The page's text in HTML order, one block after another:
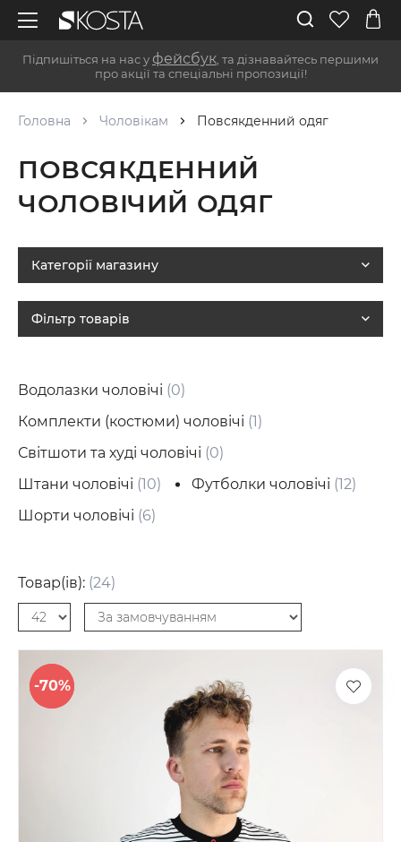
Підпишіться на нас у фейсбук , та дізнавайтесь першими
про акції та спеціальні пропозиції!
Головна Чоловікам Повсякденний одяг
ПОВСЯКДЕННИЙ
ЧОЛОВІЧИЙ ОДЯГ
Категорії магазину
Фільтр товарів
Водолазки чоловічі (0)
Комплекти (костюми) чоловічі (1)
Світшоти та худі чоловічі (0)
Штани чоловічі (10) Футболки чоловічі (12)
Шорти чоловічі (6)
Товар(ів): (24)
-70%